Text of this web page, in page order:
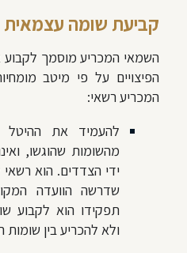
קביעת שומה עצמאית
השמאי המכריע מוסמך לקבוע
הפיצויים על פי מיטב
המכריע רשאי:
להעמיד את ההיטל
מהשומות שהוגשו,
ידי הצדדים. הוא
שדרשה הוועדה
תפקידו הוא לקבוע
ולא להכריע בין שומות